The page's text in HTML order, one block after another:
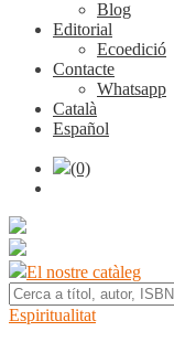
Blog
Editorial
Ecoedició
Contacte
Whatsapp
Català
Español
(0)
El nostre catàleg
Espiritualitat